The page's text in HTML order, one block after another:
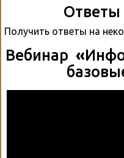
Ответы
Получить ответы на
Вебинар «